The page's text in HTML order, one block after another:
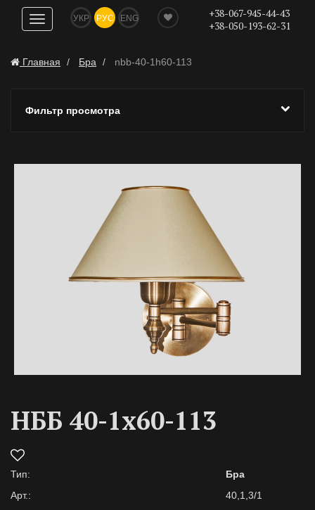
Показать
навигацию
УКР РУС ENG
+38-067-945-44-43
+38-050-193-62-31
Главная Бра nbb-40-1h60-113
Фильтр просмотра
НББ 40-1х60-113
Тип:
Бра
Арт.:
40,1,3/1